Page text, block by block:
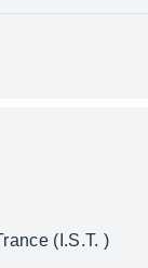
(I.S.T. )